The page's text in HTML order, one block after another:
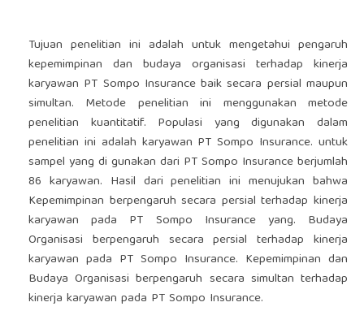
Tujuan penelitian ini adalah untuk mengetahui pengaruh
kepemimpinan dan budaya organisasi terhadap kinerja
karyawan PT Sompo Insurance baik secara persial maupun
simultan. Metode penelitian ini menggunakan metode
penelitian kuantitatif. Populasi yang digunakan dalam
penelitian ini adalah karyawan PT Sompo Insurance. untuk
sampel yang di gunakan dari PT Sompo Insurance berjumlah
86 karyawan. Hasil dari penelitian ini menujukan bahwa
Kepemimpinan berpengaruh secara persial terhadap kinerja
karyawan pada PT Sompo Insurance yang. Budaya
Organisasi berpengaruh secara persial terhadap kinerja
karyawan pada PT Sompo Insurance. Kepemimpinan dan
Budaya Organisasi berpengaruh secara simultan terhadap
kinerja karyawan pada PT Sompo Insurance.